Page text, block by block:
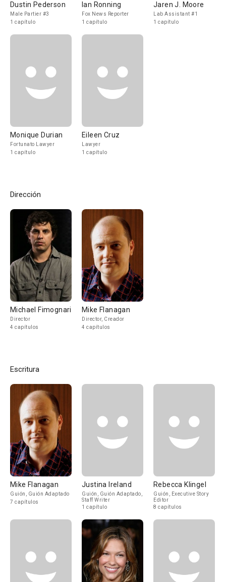
Dustin Pederson
Male Partier #3
1 capítulo
Ian Ronning
Fox News Reporter
1 capítulo
Jaren J. Moore
Lab Assistant #1
1 capítulo
Monique Durian
Fortunato Lawyer
1 capítulo
Eileen Cruz
Lawyer
1 capítulo
Dirección
Michael Fimognari
Director
4 capítulos
Mike Flanagan
Director, Creador
4 capítulos
Escritura
Mike Flanagan
Guión, Guión Adaptado
7 capítulos
Justina Ireland
Guión, Guión Adaptado,
Staff Writer
1 capítulo
Rebecca Klingel
Guión, Executive Story
Editor
8 capítulos